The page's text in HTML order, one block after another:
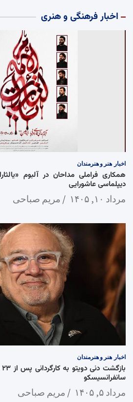
اخبار فرهنگی و هنری
اخبار هنر و هنرمندان
همکاری فراملی مداحان در آلبوم
دیپلماسی عاشورایی
مرداد ۱۰, ۱۴۰۵ مریم صباحی
اخبار هنر و هنرمندان
سانفرانسیسکو
مرداد ۵, ۱۴۰۵ مریم صباحی